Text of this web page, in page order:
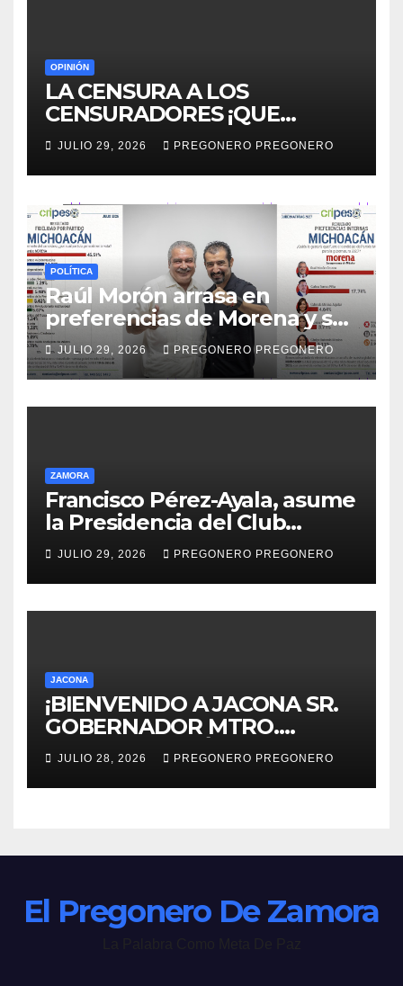
OPINIÓN
LA CENSURA A LOS
CENSURADORES ¡QUE
HORROR!
JULIO 29, 2026 PREGONERO PREGONERO
POLÍTICA
Raúl Morón arrasa en
preferencias de Morena y se
perfila hacia la gubernatura
de Michoacán en 2027
JULIO 29, 2026 PREGONERO PREGONERO
ZAMORA
Francisco Pérez-Ayala, asume
la Presidencia del Club
Rotario Zamora Industrial,
para el periodo 2026–2027
JULIO 29, 2026 PREGONERO PREGONERO
JACONA
¡BIENVENIDO A JACONA SR.
GOBERNADOR MTRO.
ALFREDO RAMÍREZ
BEDOLLA!
JULIO 28, 2026 PREGONERO PREGONERO
El Pregonero De Zamora